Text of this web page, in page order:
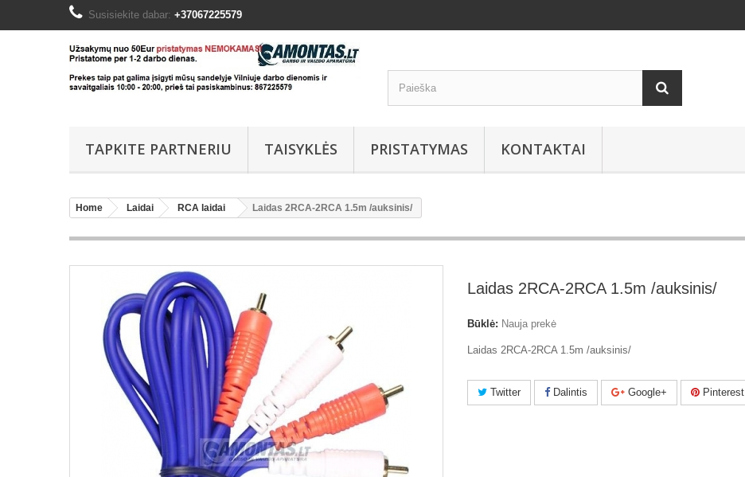
Susisiekite dabar: +37067225579
TAPKITE PARTNERIU TAISYKLĖS PRISTATYMAS KONTAKTAI
Home Laidai RCA laidai Laidas 2RCA-2RCA 1.5m /auksinis/
Laidas 2RCA-2RCA 1.5m /auksinis/
Būklė: Nauja prekė
Laidas 2RCA-2RCA 1.5m /auksinis/
Twitter Dalintis Google+ Pinterest